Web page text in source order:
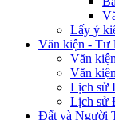
Lấy ý
Văn kiện - Tư
Văn
Văn
Lịch sử
Lịch sử
Đất và Người